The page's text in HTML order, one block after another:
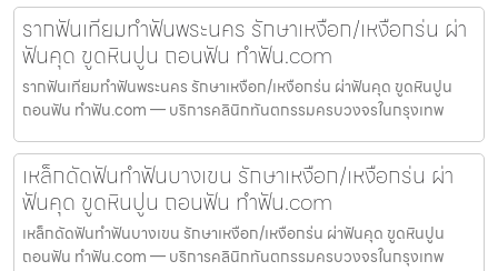
รากฟันเทียมทำฟันพระนคร รักษาเหงือก/เหงือกร่น ผ่า
ฟันคุด ขูดหินปูน ถอนฟัน ทำฟัน.com
รากฟันเทียมทำฟันพระนคร รักษาเหงือก/เหงือกร่น ผ่าฟันคุด ขูดหินปูน
ถอนฟัน ทำฟัน.com — บริการคลินิกทันตกรรมครบวงจรในกรุงเทพ
เหล็กดัดฟันทำฟันบางเขน รักษาเหงือก/เหงือกร่น ผ่า
ฟันคุด ขูดหินปูน ถอนฟัน ทำฟัน.com
เหล็กดัดฟันทำฟันบางเขน รักษาเหงือก/เหงือกร่น ผ่าฟันคุด ขูดหินปูน
ถอนฟัน ทำฟัน.com — บริการคลินิกทันตกรรมครบวงจรในกรุงเทพ